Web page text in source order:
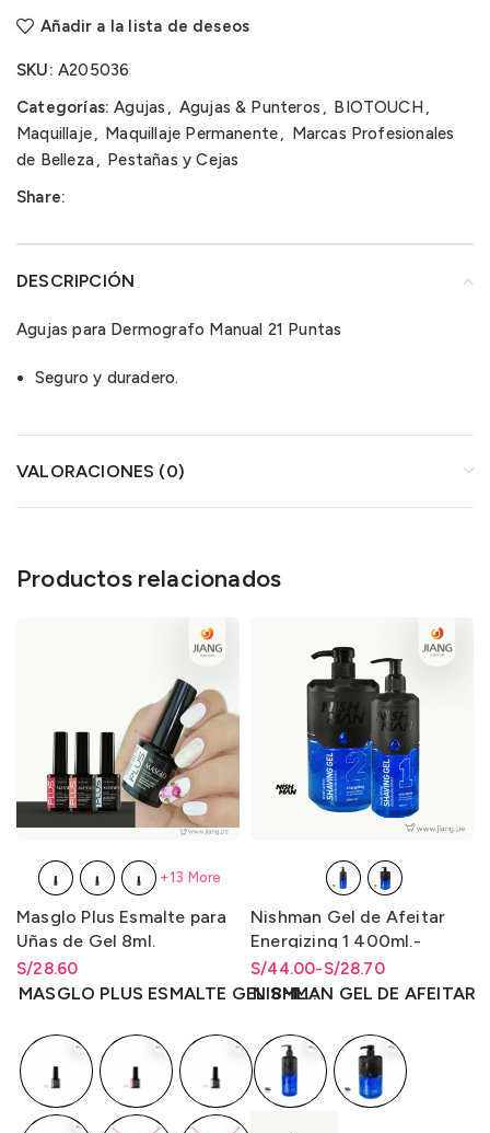
Añadir a la lista de deseos
SKU: A205036
Categorías: Agujas , Agujas & Punteros , BIOTOUCH ,
Maquillaje, Maquillaje Permanente,
Marcas Profesionales
de Belleza, Pestañas y Cejas
Share:
DESCRIPCIÓN
Agujas para Dermografo Manual 21 Puntas
Seguro y duradero.
VALORACIONES (0)
Productos relacionados
Masglo Plus Esmalte para
Uñas de Gel 8ml.
S/28.60
Rango de precios: desde
S/28.60 hastaS/ 28.60
MASGLO PLUS ESMALTE GEL 8ML.
+13 More
Nishman Gel de Afeitar
Energizing 1 400ml.-
Energizante 2 1L.
S/28.70
-
S/44.00
Rango de precios: desde
S/28.70 hasta S/44.00
Rango de precios: desde
S/28.70hastaS/44.00
NISHMAN GEL DE AFEITAR